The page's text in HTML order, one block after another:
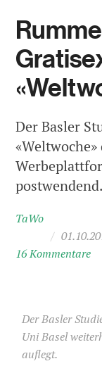
Der Basler
postwendend.
TaWo
/
16 Kommentare
Der Basler
Uni Basel
auflegt.